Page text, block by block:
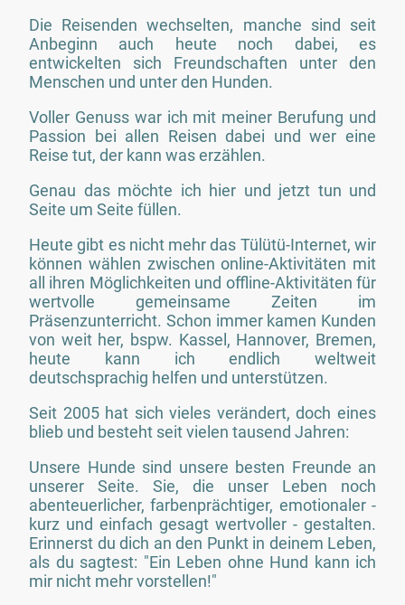
Die Reisenden wechselten, manche sind seit
Anbeginn auch heute noch dabei, es
entwickelten sich Freundschaften unter den
Menschen und unter den Hunden.
Voller Genuss war ich mit meiner Berufung und
Passion bei allen Reisen dabei und wer eine
Reise tut, der kann was erzählen.
Genau das möchte ich hier und jetzt tun und
Seite um Seite füllen.
Heute gibt es nicht mehr das Tülütü-Internet, wir
können wählen zwischen online-Aktivitäten mit
all ihren Möglichkeiten und offline-Aktivitäten für
wertvolle gemeinsame Zeiten im
Präsenzunterricht. Schon immer kamen Kunden
von weit her, bspw. Kassel, Hannover, Bremen,
heute kann ich endlich weltweit
deutschsprachig helfen und unterstützen.
Seit 2005 hat sich vieles verändert, doch eines
blieb und besteht seit vielen tausend Jahren:
Unsere Hunde sind unsere besten Freunde an
unserer Seite. Sie, die unser Leben noch
abenteuerlicher, farbenprächtiger, emotionaler -
kurz und einfach gesagt wertvoller - gestalten.
Erinnerst du dich an den Punkt in deinem Leben,
als du sagtest: "Ein Leben ohne Hund kann ich
mir nicht mehr vorstellen!"